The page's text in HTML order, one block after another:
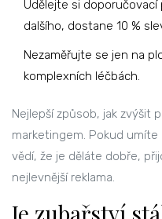
Udělejte si
dalšího, dostane 10 %
Nezaměřujte se jen na
komplexních léčbách.
Nejlepší způsob, jak zvýšit
marketingem. Pokud
vědí, že je děláte dobře,
nejlevnější reklama.